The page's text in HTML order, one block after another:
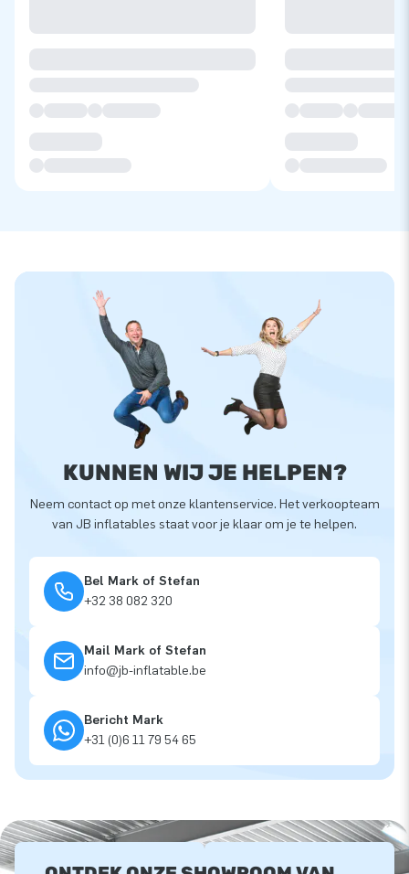
KUNNEN WIJ JE HELPEN?
Neem contact op met onze klantenservice. Het verkoopteam
van JB inflatables staat voor je klaar om je te helpen.
Bel Mark of Stefan
+32 38 082 320
Mail Mark of Stefan
info@jb-inflatable.be
Bericht Mark
+31 (0)6 11 79 54 65